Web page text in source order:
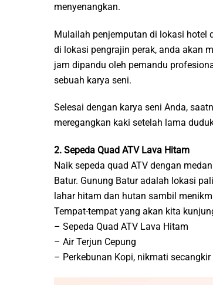
menyenangkan.
Mulailah penjemputan di lokasi hotel
di lokasi pengrajin perak, anda akan
jam dipandu oleh pemandu
sebuah karya seni.
Selesai dengan karya seni Anda,
meregangkan kaki setelah lama
2. Sepeda Quad ATV Lava Hitam
Naik sepeda quad ATV dengan
Batur. Gunung Batur adalah lokasi
lahar hitam dan hutan sambil
Tempat-tempat yang akan kita
– Sepeda Quad ATV Lava Hitam
– Air Terjun Cepung
– Perkebunan Kopi, nikmati